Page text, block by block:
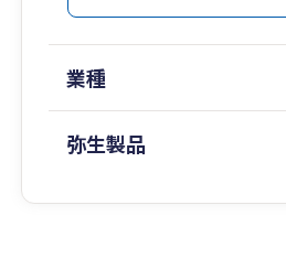
業種
弥生製品